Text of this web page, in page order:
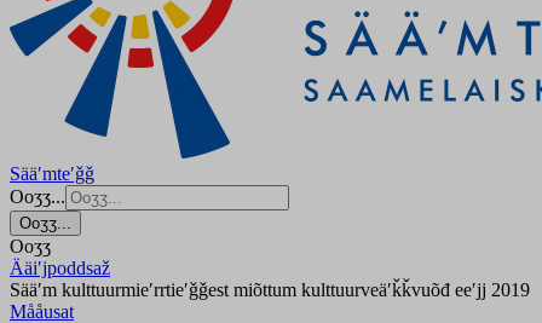
Sääʹmteʹǧǧ
Ooʒʒ...
Ooʒʒ...
Ooʒʒ
Ääiʹjpoddsaž
Sääʹm kulttuurmieʹrrtieʹǧǧest miõttum kulttuurveäʹǩǩvuõđ eeʹjj 2019
Mååusat